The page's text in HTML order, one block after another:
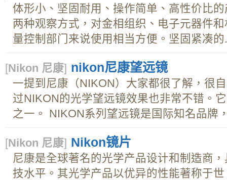
体形小、坚固耐用、操作简单、高性价比
两种观察方式，对金相组织、电子元器件
量控制部门来说使用相当方便。坚固紧凑的
[Nikon 尼康] nikon尼康望远镜
一提到尼康（NIKON）大家都很了解，很
过NIKON的光学望远镜效果也非常不错。
之一。 NIKON系列望远镜是国际知名品牌
[Nikon 尼康] Nikon镜片
尼康是全球著名的光学产品设计和制造商
技水平。其光学产品以优异的性能著称于